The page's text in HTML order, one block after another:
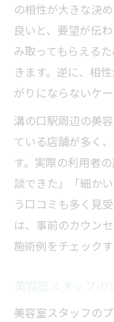
の相性が大きな決
良いと、要望が伝
み取ってもらえる
きます。逆に、相
がりにならないケ
溝の口駅周辺の美
ている店舗が多く
す。実際の利用者
談できた」「細か
う口コミも多く見
は、事前のカウン
施術例をチェック
美容室スタッフの
美容室スタッフの